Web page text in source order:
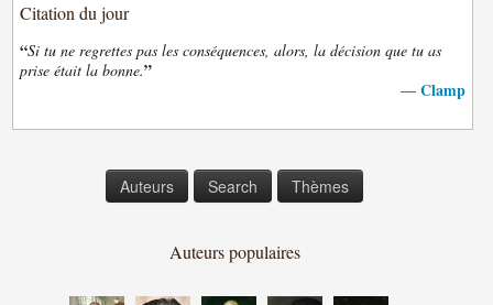
Citation du jour
“Si tu ne regrettes pas les conséquences, alors, la décision que tu as
prise était la bonne.”
— Clamp
Auteurs Search Thèmes
Auteurs populaires